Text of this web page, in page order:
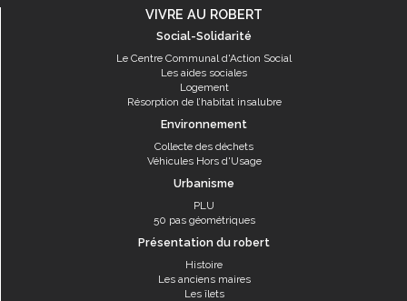
VIVRE AU ROBERT
Social-Solidarité
Le Centre Communal d'Action Social
Les aides sociales
Logement
Résorption de l’habitat insalubre
Environnement
Collecte des déchets
Véhicules Hors d'Usage
Urbanisme
PLU
50 pas géométriques
Présentation du robert
Histoire
Les anciens maires
Les îlets